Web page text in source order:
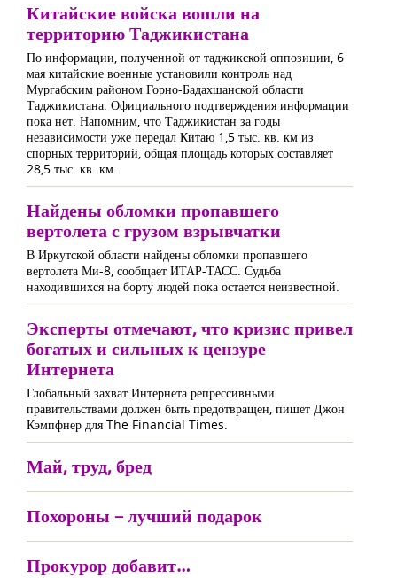
Китайские войска вошли на
территорию Таджикистана
По информации, полученной от таджикской оппозиции, 6
мая китайские военные установили контроль над
Мургабским районом Горно-Бадахшанской области
Таджикистана. Официального подтверждения информации
пока нет. Напомним, что Таджикистан за годы
независимости уже передал Китаю 1,5 тыс. кв. км из
спорных территорий, общая площадь которых составляет
28,5 тыс. кв. км.
Найдены обломки пропавшего
вертолета с грузом взрывчатки
В Иркутской области найдены обломки пропавшего
вертолета Ми-8, сообщает ИТАР-ТАСС. Судьба
находившихся на борту людей пока остается неизвестной.
Эксперты отмечают, что кризис привел
богатых и сильных к цензуре
Интернета
Глобальный захват Интернета репрессивными
правительствами должен быть предотвращен, пишет Джон
Кэмпфнер для The Financial Times.
Май, труд, бред
Похороны – лучший подарок
Прокурор добавит…